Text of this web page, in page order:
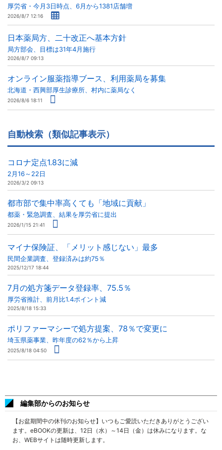
厚労省・今月3日時点、6月から1381店舗増
2026/8/7 12:16
日本薬局方、二十改正へ基本方針
局方部会、目標は31年4月施行
2026/8/7 09:13
オンライン服薬指導ブース、利用薬局を募集
北海道・西興部厚生診療所、村内に薬局なく
2026/8/6 18:11
自動検索（類似記事表示）
コロナ定点1.83に減
2月16～22日
2026/3/2 09:13
都市部で集中率高くても「地域に貢献」
都薬・緊急調査、結果を厚労省に提出
2026/1/15 21:41
マイナ保険証、「メリット感じない」最多
民間企業調査、登録済みは約75％
2025/12/17 18:44
7月の処方箋データ登録率、75.5％
厚労省推計、前月比1.4ポイント減
2025/8/18 15:33
ポリファーマシーで処方提案、78％で変更に
埼玉県薬事業、昨年度の62％から上昇
2025/8/18 04:50
編集部からのお知らせ
【お盆期間中の休刊のお知らせ】いつもご愛読いただきありがとうござい
ます。eBOOKの更新は、12日（水）～14日（金）は休みになります。な
お、WEBサイトは随時更新します。